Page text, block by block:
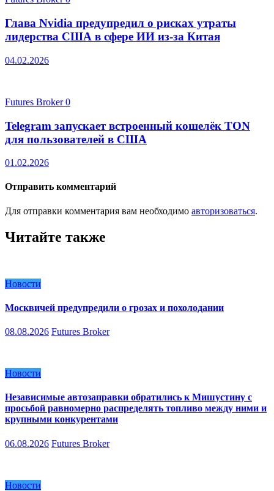
Глава Nvidia предупредил о рисках утраты
лидерства США в сфере ИИ из-за Китая
04.02.2026
Futures Broker0
Telegram запускает встроенный кошелёк TON
для пользователей в США
01.02.2026
Отправить комментарий
Для отправки комментария вам необходимо авторизоваться.
Читайте также
Новости
Москвичей предупредили о грозах и похолодании
08.08.2026 Futures Broker
Новости
Независимые автозаправки обратились к Мишустину с
просьбой равномерно распределять топливо между ними и
крупными конкурентами
06.08.2026 Futures Broker
Новости